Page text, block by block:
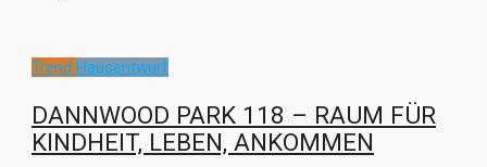
Trend Hausentwurf
DANNWOOD PARK 118 – RAUM FÜR
KINDHEIT, LEBEN, ANKOMMEN